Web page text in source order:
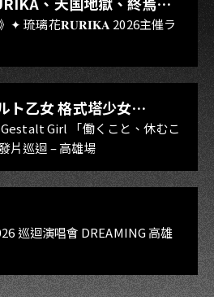
DUALIA、無我夢中、花奏
）
》✦ 琉璃花𝐑𝐔𝐑𝐈𝐊𝐀 2026主催ラ
ト乙女 格式塔少女
Girl 「働くこと、休むこ
片巡迴 – 高雄場
巡迴演唱會 DREAMING 高雄